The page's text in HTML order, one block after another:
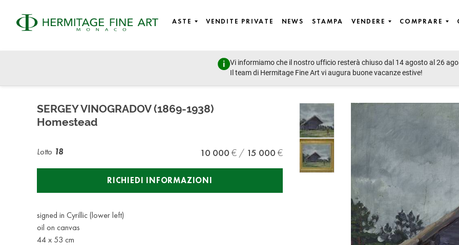
ASTE VENDITE PRIVATE NEWS STAMPA VENDERE COMPRARE
Vi informiamo che il nostro ufficio resterà chiuso dal 14 agosto al 26
Il team di Hermitage Fine Art vi augura buone vacanze estive!
SERGEY VINOGRADOV (1869-1938)
Homestead
Lotto 18 10 000 15 000
RICHIEDI INFORMAZIONI
signed in Cyrillic (lower left)
oil on canvas
44 x 53 cm